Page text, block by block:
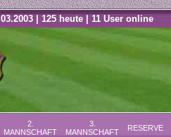
| 125 heute | 11 User online
2.
MANNSCHAFT
3.
MANNSCHAFT
RESERVE